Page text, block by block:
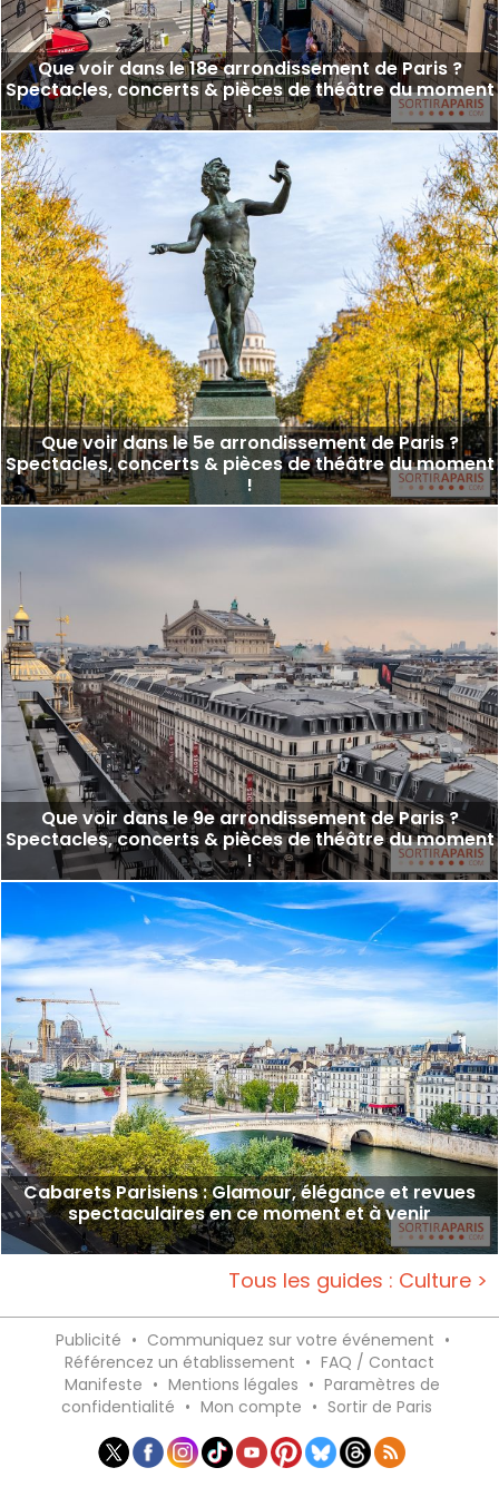
Que voir dans le 18e arrondissement de Paris ?
Spectacles, concerts & pièces de théâtre du moment
!
Que voir dans le 5e arrondissement de Paris ?
Spectacles, concerts & pièces de théâtre du moment
!
Que voir dans le 9e arrondissement de Paris ?
Spectacles, concerts & pièces de théâtre du moment
!
Cabarets Parisiens : Glamour, élégance et revues
spectaculaires en ce moment et à venir
Tous les guides : Culture >
Publicité • Communiquez sur votre événement •
Référencez un établissement • FAQ / Contact
Manifeste • Mentions légales • Paramètres de
confidentialité • Mon compte • Sortir de Paris